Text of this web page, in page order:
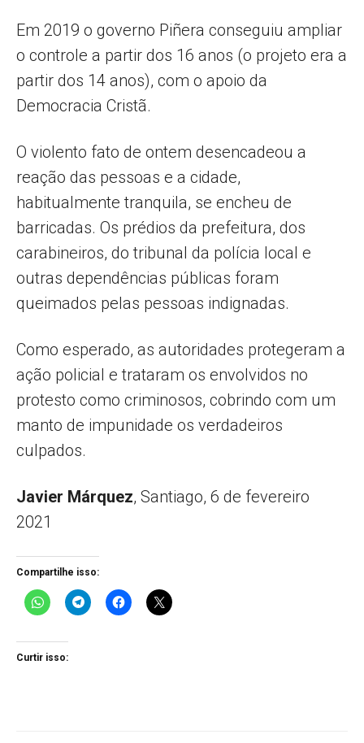
Em 2019 o governo Piñera conseguiu ampliar
o controle a partir dos 16 anos (o projeto era a
partir dos 14 anos), com o apoio da
Democracia Cristã.
O violento fato de ontem desencadeou a
reação das pessoas e a cidade,
habitualmente tranquila, se encheu de
barricadas. Os prédios da prefeitura, dos
carabineiros, do tribunal da polícia local e
outras dependências públicas foram
queimados pelas pessoas indignadas.
Como esperado, as autoridades protegeram a
ação policial e trataram os envolvidos no
protesto como criminosos, cobrindo com um
manto de impunidade os verdadeiros
culpados.
Javier Márquez, Santiago, 6 de fevereiro
2021
Compartilhe isso:
Curtir isso: